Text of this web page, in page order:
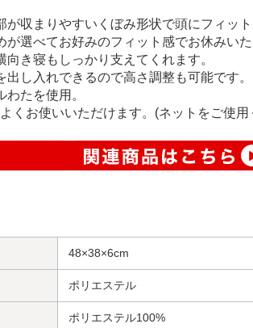
収まりやすいくぼみ形状で頭にフィット
選べてお好みのフィット感でお休みいた
き寝もしっかり支えてくれます。
し入れできるので高さ調整も可能です。
たを使用。
くお使いいただけます。(ネットをご使
48×38×6cm
ポリエステル
ポリエステル100%